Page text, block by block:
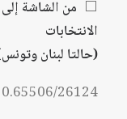
⬜ من الشاشة
الانتخابات
(حالتا لبنان
26124